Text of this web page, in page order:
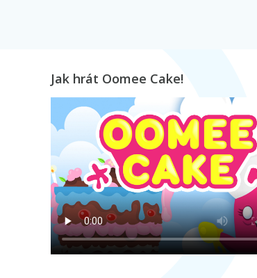
Jak hrát Oomee Cake!